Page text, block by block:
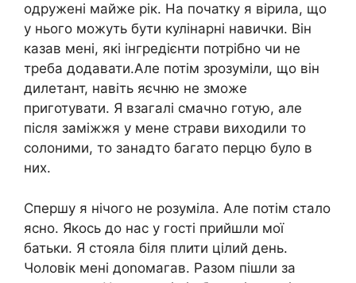
одружені майже рік. На початку я вірила, що
у нього можуть бути кулінарні навички. Він
казав мені, які інгредієнти потрібно чи не
треба додавати.Але потім зрозуміли, що він
дилетант, навіть яєчню не зможе
приготувати. Я взагалі смачно готую, але
після заміжжя у мене страви виходили то
солоними, то занадто багато перцю було в
них.
Спершу я нічого не розуміла. Але потім стало
ясно. Якось до нас у гості прийшли мої
батьки. Я стояла біля плити цілий день.
Чоловік мені доnомагав. Разом пішли за